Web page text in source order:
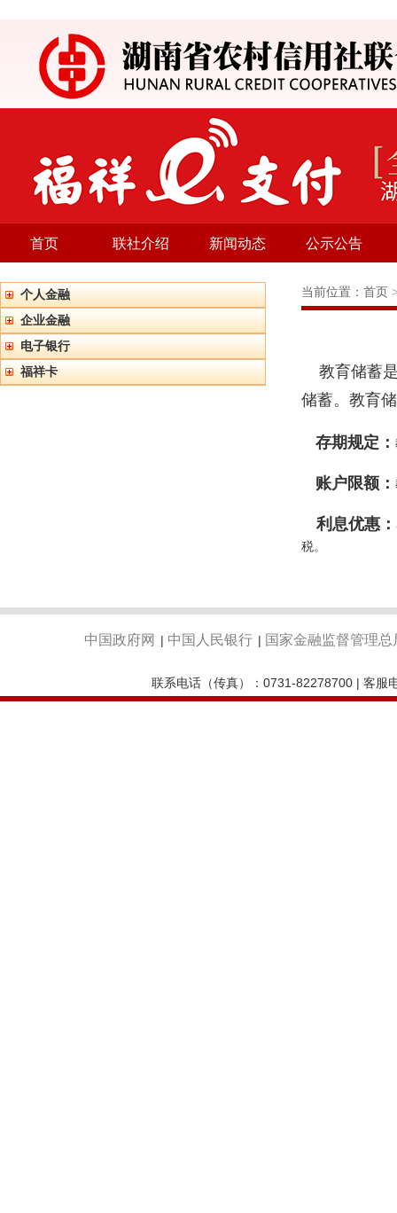
首页 联社介绍 新闻动态 公示公告
个人金融
企业金融
电子银行
福祥卡
当前位置： 首页
教育储蓄是
储蓄。教育
存期规定：
账户限额：
利息优惠：
税。
中国政府网 | 中国人民银行 | 国家金融监督管理总
联系电话（传真）：0731-82278700 | 客服